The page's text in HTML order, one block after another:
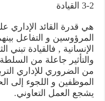
3-2 القيادة
هي قدرة القائد الإداري
المرؤوسين و التفاعل
الإنسانية , فالقيادة تبني
والتأثير جاعلة من السلطة
من الضروري للإداري
الموظفين و اللجوء إلى
يشجع العمل التعاوني.